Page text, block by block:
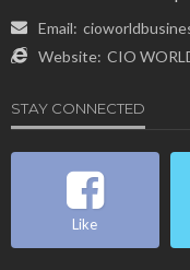
Email:
Website: CIO
STAY CONNECTED
Like